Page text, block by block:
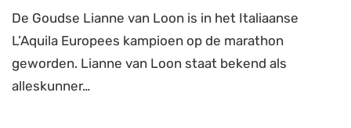
De Goudse Lianne van Loon is in het Italiaanse
L’Aquila Europees kampioen op de marathon
geworden. Lianne van Loon staat bekend als
alleskunner…